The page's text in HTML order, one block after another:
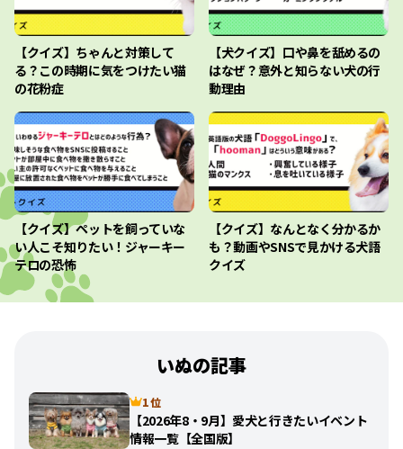
【クイズ】ちゃんと対策して
る？この時期に気をつけたい猫
の花粉症
【犬クイズ】口や鼻を舐めるの
はなぜ？意外と知らない犬の行
動理由
【クイズ】ペットを飼っていな
い人こそ知りたい！ジャーキー
テロの恐怖
【クイズ】なんとなく分かるか
も？動画やSNSで見かける犬語
クイズ
いぬの記事
1 位
【2026年8・9月】愛犬と行きたいイベント
情報一覧【全国版】